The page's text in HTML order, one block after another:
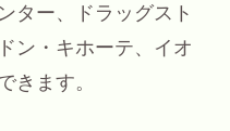
ター、ドラッグスト
ン・キホーテ、イオ
きます。